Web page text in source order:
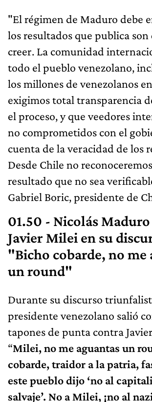
"El régimen de Maduro debe
los resultados que publica
creer. La comunidad
todo el pueblo venezolano,
los millones de venezolanos
exigimos total transparencia
el proceso, y que veedores
no comprometidos con el
cuenta de la veracidad de los
Desde Chile no
resultado que no sea
Gabriel Boric, presidente de
01.50 - Nicolás
Javier Milei en su
"Bicho cobarde, no me
un round"
Durante su discurso
presidente venezolano salió
tapones de punta contra
“Milei, no me aguantas un
cobarde, traidor a la patria,
este pueblo dijo ‘no al
salvaje’. No a Milei, ¡no al